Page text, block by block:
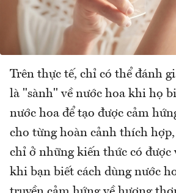
Trên thực tế, chỉ có thể đánh
là "sành" về nước hoa khi họ
nước hoa để tạo được cảm
cho từng hoàn cảnh thích
chỉ ở những kiến thức có được
khi bạn biết cách dùng nước